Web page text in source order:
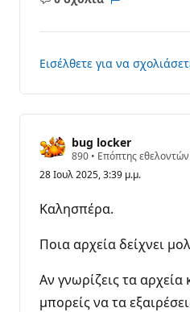
Κανένα
Εισέλθετε για να
bug locker
890 Β
θ
ο
ί
ή
μ
ς
• Επόπτης εθελοντών
28 Ιουλ 2025, 3:39 μ.μ.
Καλησπέρα.
Ποια αρχεία δείχνει
Αν γνωρίζεις τα αρχεία
μπορείς να τα